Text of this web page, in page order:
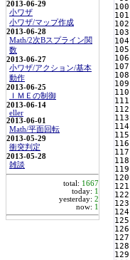
2013-06-29
小ワザ
小ワザ/マップ作成
2013-06-28
Math/2次Bスプライン関
数
2013-06-27
小ワザ/アクション/基本
動作
2013-06-25
ＩＭＥの制御
2013-06-14
eller
2013-06-01
Math/平面回転
2013-05-29
衝突判定
2013-05-28
雑談
total: 1667
today: 1
yesterday: 2
now: 1
100
101
102
103
104
105
106
107
108
109
110
111
112
113
115
116
117
118
119
120
121
122
123
124
125
126
127
128
129